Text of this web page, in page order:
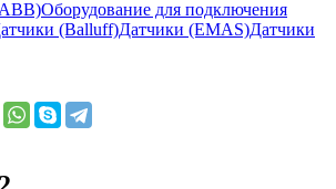
Оборудование для подключения
(Balluff)Датчики (EMAS)Датчики